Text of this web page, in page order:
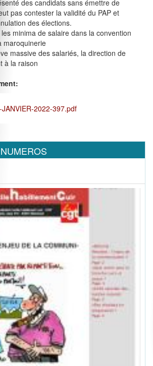
des candidats sans émettre de
pas contester la validité du PAP et
des élections.
minima de salaire dans la convention
maroquinerie
massive des salariés, la direction de
à la raison
JANVIER-2022-397.pdf